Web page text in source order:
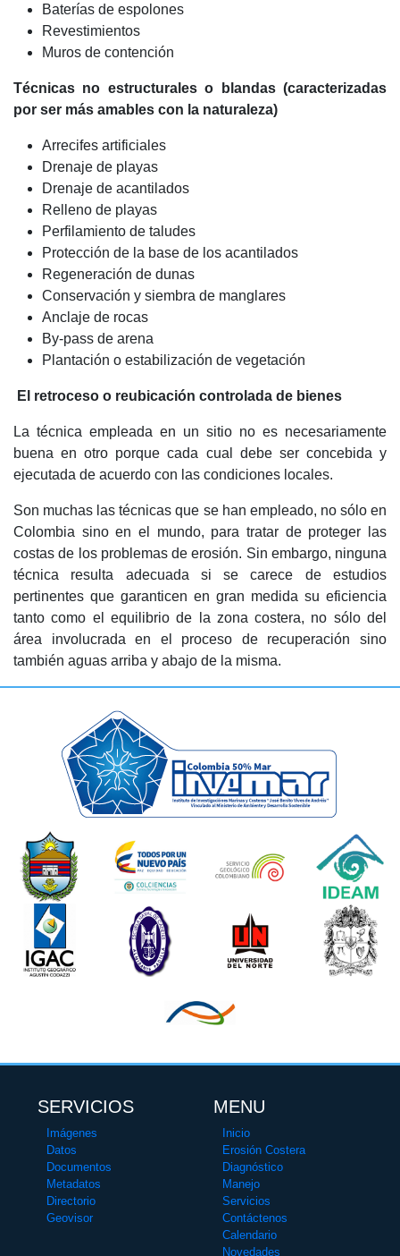
Baterías de espolones
Revestimientos
Muros de contención
Técnicas no estructurales o blandas (caracterizadas
por ser más amables con la naturaleza)
Arrecifes artificiales
Drenaje de playas
Drenaje de acantilados
Relleno de playas
Perfilamiento de taludes
Protección de la base de los acantilados
Regeneración de dunas
Conservación y siembra de manglares
Anclaje de rocas
By-pass de arena
Plantación o estabilización de vegetación
El retroceso o reubicación controlada de bienes
La técnica empleada en un sitio no es necesariamente
buena en otro porque cada cual debe ser concebida y
ejecutada de acuerdo con las condiciones locales.
Son muchas las técnicas que se han empleado, no sólo en
Colombia sino en el mundo, para tratar de proteger las
costas de los problemas de erosión. Sin embargo, ninguna
técnica resulta adecuada si se carece de estudios
pertinentes que garanticen en gran medida su eficiencia
tanto como el equilibrio de la zona costera, no sólo del
área involucrada en el proceso de recuperación sino
también aguas arriba y abajo de la misma.
SERVICIOS
Imágenes
Datos
Documentos
Metadatos
Directorio
Geovisor
MENU
Inicio
Erosión Costera
Diagnóstico
Manejo
Servicios
Contáctenos
Calendario
Novedades